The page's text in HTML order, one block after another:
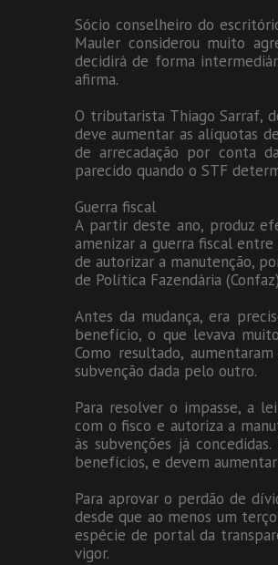
Sócio conselheiro do
Mauler considerou muito
decidirá de forma
afirma.
O tributarista Thiago Sarraf,
deve aumentar as alíquotas
de arrecadação por conta
parecido quando o STF
Guerra fiscal
A partir deste ano, produz
amenizar a guerra fiscal
de autorizar a manutenção,
de Política Fazendária
Antes da mudança, era
benefício, o que levava
Como resultado,
subvenção dada pelo outro.
Para resolver o impasse, a
com o fisco e autoriza a
às subvenções já
benefícios, e devem
Para aprovar o perdão de
desde que ao menos um
espécie de portal da
vigor.